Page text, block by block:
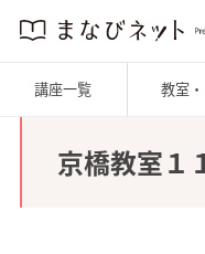
講座一覧 教室
京橋教室１